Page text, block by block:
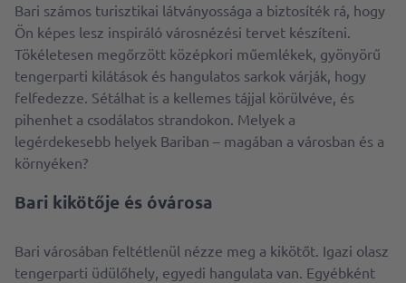
Bari számos turisztikai látványossága a biztosíték rá, hogy
Ön képes lesz inspiráló városnézési tervet készíteni.
Tökéletesen megőrzött középkori műemlékek, gyönyörű
tengerparti kilátások és hangulatos sarkok várják, hogy
felfedezze. Sétálhat is a kellemes tájjal körülvéve, és
pihenhet a csodálatos strandokon. Melyek a
legérdekesebb helyek Bariban – magában a városban és a
környéken?
Bari kikötője és óvárosa
Bari városában feltétlenül nézze meg a kikötőt. Igazi olasz
tengerparti üdülőhely, egyedi hangulata van. Egyébként